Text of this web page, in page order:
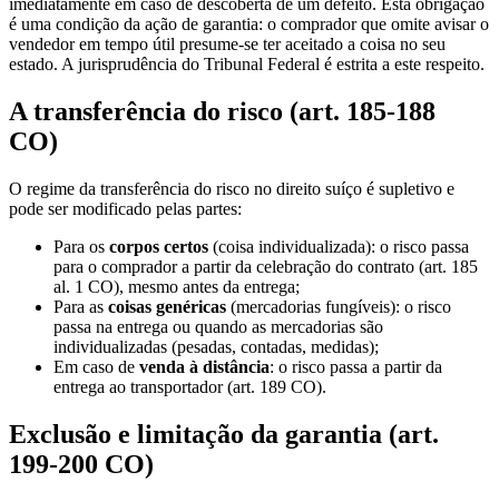
imediatamente em caso de descoberta de um defeito. Esta obrigação
é uma condição da ação de garantia: o comprador que omite avisar o
vendedor em tempo útil presume-se ter aceitado a coisa no seu
estado. A jurisprudência do Tribunal Federal é estrita a este respeito.
A transferência do risco (art. 185-188
CO)
O regime da transferência do risco no direito suíço é supletivo e
pode ser modificado pelas partes:
Para os corpos certos (coisa individualizada): o risco passa
para o comprador a partir da celebração do contrato (art. 185
al. 1 CO), mesmo antes da entrega;
Para as coisas genéricas (mercadorias fungíveis): o risco
passa na entrega ou quando as mercadorias são
individualizadas (pesadas, contadas, medidas);
Em caso de venda à distância: o risco passa a partir da
entrega ao transportador (art. 189 CO).
Exclusão e limitação da garantia (art.
199-200 CO)